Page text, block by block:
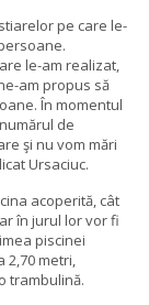
pe care le-
le-am realizat,
am propus să
În momentul
de
şi nu vom mări
Ursaciuc.
acoperită, cât
în jurul lor vor fi
piscinei
2,70 metri,
trambulină.